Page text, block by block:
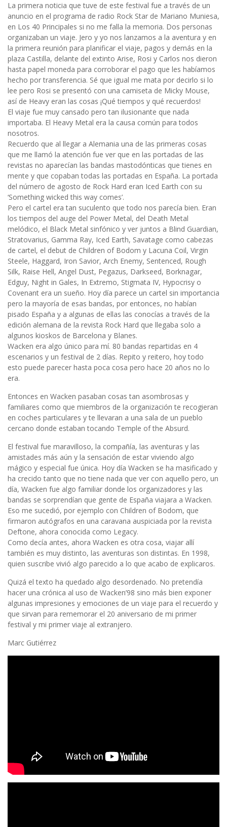
La primera noticia que tuve de este festival fue a través de un
anuncio en el programa de radio Rock Star de Mariano Muniesa,
en Los 40 Principales si no me falla la memoria. Dos personas
organizaban un viaje. Jero y yo nos lanzamos a la aventura y en
la primera reunión para planificar el viaje, pagos y demás en la
plaza Castilla, delante del extinto Arise, Rosi y Carlos nos dieron
hasta papel moneda para corroborar el pago que les habíamos
hecho por transferencia. Sé que igual me mata por decirlo si lo
lee pero Rosi se presentó con una camiseta de Micky Mouse,
así de Heavy eran las cosas ¡Qué tiempos y qué recuerdos!
El viaje fue muy cansado pero tan ilusionante que nada
importaba. El Heavy Metal era la causa común para todos
nosotros.
Recuerdo que al llegar a Alemania una de las primeras cosas
que me llamó la atención fue ver que en las portadas de las
revistas no aparecían las bandas mastodónticas que tienes en
mente y que copaban todas las portadas en España. La portada
del número de agosto de Rock Hard eran Iced Earth con su
‘Something wicked this way comes’.
Pero el cartel era tan suculento que todo nos parecía bien. Eran
los tiempos del auge del Power Metal, del Death Metal
melódico, el Black Metal sinfónico y ver juntos a Blind Guardian,
Stratovarius, Gamma Ray, Iced Earth, Savatage como cabezas
de cartel, el debut de Children of Bodom y Lacuna Coil, Virgin
Steele, Haggard, Iron Savior, Arch Enemy, Sentenced, Rough
Silk, Raise Hell, Angel Dust, Pegazus, Darkseed, Borknagar,
Edguy, Night in Gales, In Extremo, Stigmata IV, Hypocrisy o
Covenant era un sueño. Hoy día parece un cartel sin importancia
pero la mayoría de esas bandas, por entonces, no habían
pisado España y a algunas de ellas las conocías a través de la
edición alemana de la revista Rock Hard que llegaba solo a
algunos kioskos de Barcelona y Blanes.
Wacken era algo único para mí. 80 bandas repartidas en 4
escenarios y un festival de 2 días. Repito y reitero, hoy todo
esto puede parecer hasta poca cosa pero hace 20 años no lo
era.
Entonces en Wacken pasaban cosas tan asombrosas y
familiares como que miembros de la organización te recogieran
en coches particulares y te llevaran a una sala de un pueblo
cercano donde estaban tocando Temple of the Absurd.
El festival fue maravilloso, la compañía, las aventuras y las
amistades más aún y la sensación de estar viviendo algo
mágico y especial fue única. Hoy día Wacken se ha masificado y
ha crecido tanto que no tiene nada que ver con aquello pero, un
día, Wacken fue algo familiar donde los organizadores y las
bandas se sorprendían que gente de España viajara a Wacken.
Eso me sucedió, por ejemplo con Children of Bodom, que
firmaron autógrafos en una caravana auspiciada por la revista
Deftone, ahora conocida como Legacy.
Como decía antes, ahora Wacken es otra cosa, viajar allí
también es muy distinto, las aventuras son distintas. En 1998,
quien suscribe vivió algo parecido a lo que acabo de explicaros.
Quizá el texto ha quedado algo desordenado. No pretendía
hacer una crónica al uso de Wacken’98 sino más bien exponer
algunas impresiones y emociones de un viaje para el recuerdo y
que sirvan para rememorar el 20 aniversario de mi primer
festival y mi primer viaje al extranjero.
Marc Gutiérrez